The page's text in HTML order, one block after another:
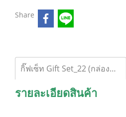
Share
กิ๊ฟเซ็ท Gift Set_22 (กล่องขาว)
รายละเอียดสินค้า